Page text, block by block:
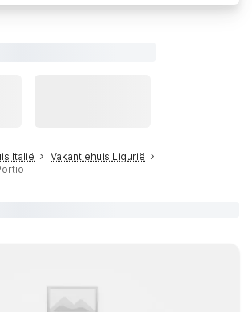
Italië
Vakantiehuis Ligurië